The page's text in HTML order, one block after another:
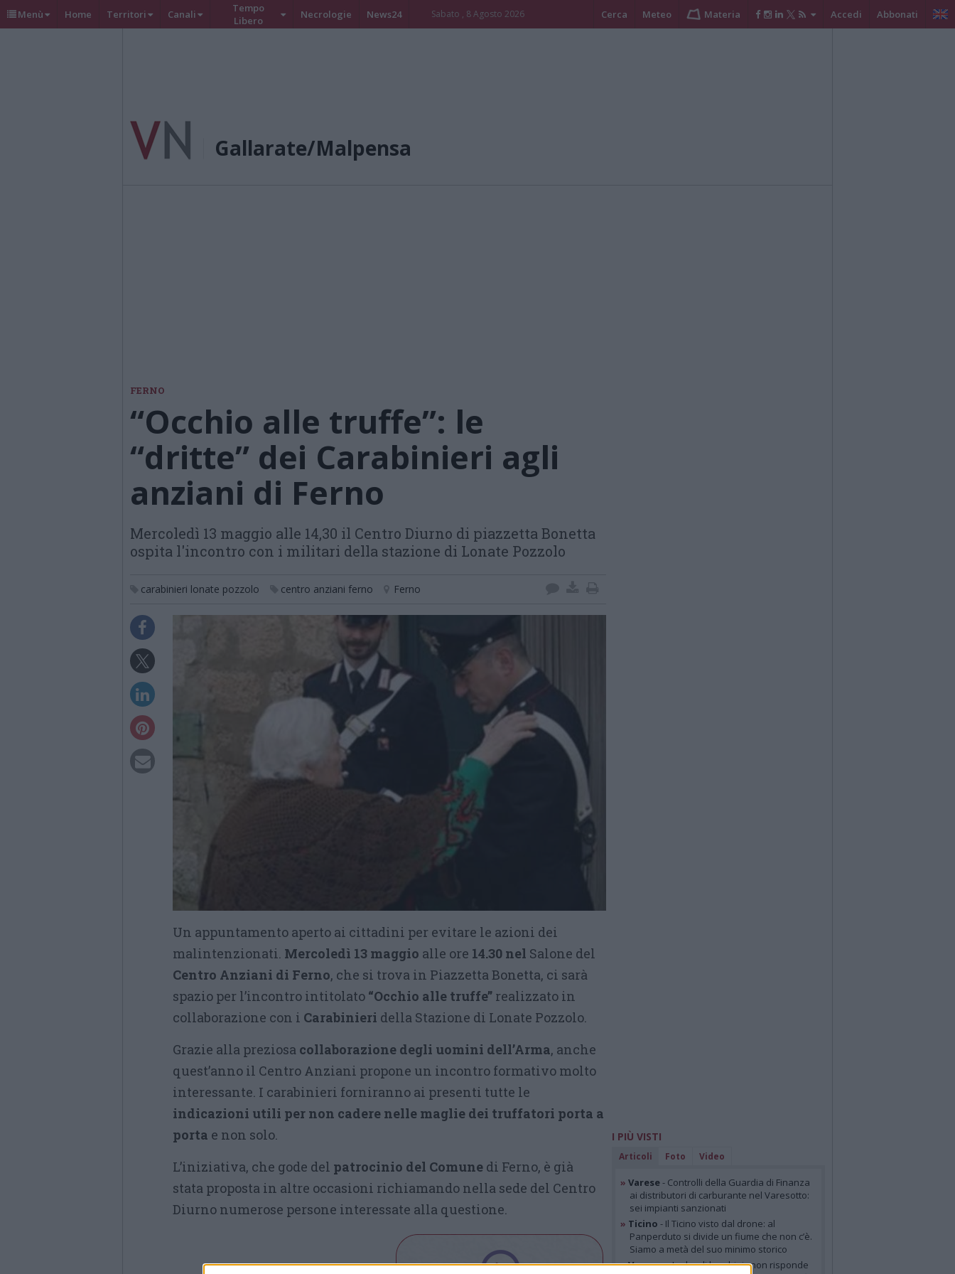
Menù Home Territori Canali
Tempo
Libero
Necrologie News24 Sabato , 8 Agosto 2026 Cerca Meteo Materia Accedi Abbonati
Gallarate/Malpensa
FERNO
“Occhio alle truffe”: le
“dritte” dei Carabinieri agli
anziani di Ferno
Mercoledì 13 maggio alle 14,30 il Centro Diurno di piazzetta Bonetta
ospita l'incontro con i militari della stazione di Lonate Pozzolo
carabinieri lonate pozzolo centro anziani ferno Ferno
Un appuntamento aperto ai cittadini per evitare le azioni dei
malintenzionati. Mercoledì 13 maggio alle ore 14.30 nel Salone del
Centro Anziani di Ferno, che si trova in Piazzetta Bonetta, ci sarà
spazio per l’incontro intitolato “Occhio alle truffe” realizzato in
collaborazione con i Carabinieri della Stazione di Lonate Pozzolo.
Grazie alla preziosa collaborazione degli uomini dell’Arma, anche
quest’anno il Centro Anziani propone un incontro formativo molto
interessante. I carabinieri forniranno ai presenti tutte le
indicazioni utili per non cadere nelle maglie dei truffatori porta a
porta e non solo.
L’iniziativa, che gode del patrocinio del Comune di Ferno, è già
stata proposta in altre occasioni richiamando nella sede del Centro
Diurno numerose persone interessate alla questione.
I PIÙ VISTI
Articoli Foto Video
» Varese- Controlli della Guardia di Finanza
ai distributori di carburante nel Varesotto:
sei impianti sanzionati
» Ticino - Il Ticino visto dal drone: al
Panperduto si divide un fiume che non c’è.
Siamo a metà del suo minimo storico
»Varese- «Ladra di bambini» non risponde